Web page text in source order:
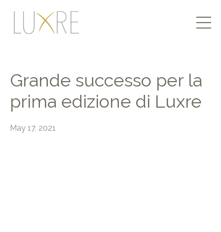
Grande successo per la
prima edizione di Luxre
May 17, 2021